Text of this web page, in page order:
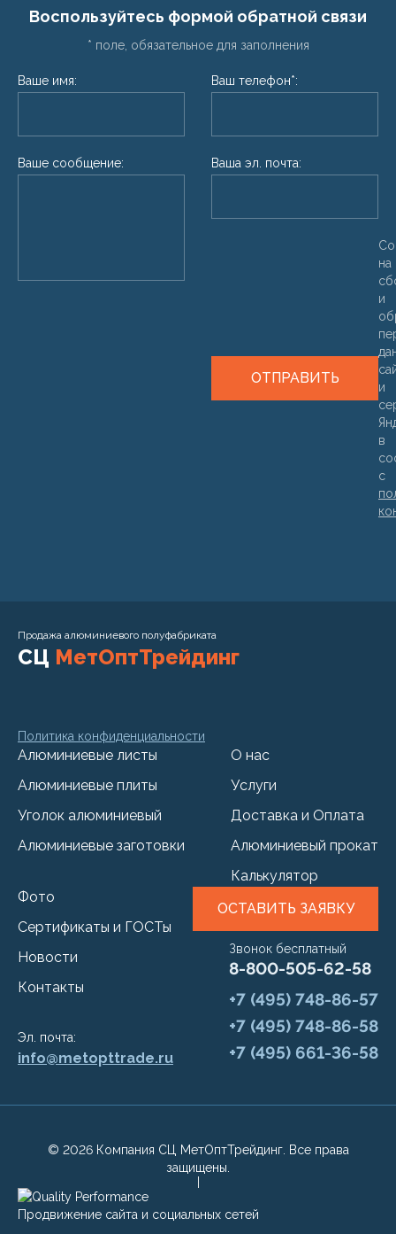
Воспользуйтесь формой обратной связи
* поле, обязательное для заполнения
Ваше имя:
Ваше сообщение:
Ваш телефон*:
Ваша эл. почта:
ОТПРАВИТЬ
на
и
и
в
с
Продажа алюминиевого полуфабриката
СЦ МетОптТрейдинг
Политика конфиденциальности
Алюминиевые листы
Алюминиевые плиты
Уголок алюминиевый
Алюминиевые заготовки
О нас
Услуги
Доставка и Оплата
Алюминиевый прокат
Калькулятор
Фото
Сертификаты и ГОСТы
Новости
Контакты
Эл. почта:
info@metopttrade.ru
ОСТАВИТЬ ЗАЯВКУ
Звонок бесплатный
8-800-505-62-58
+7 (495) 748-86-57
+7 (495) 748-86-58
+7 (495) 661-36-58
© 2026 Компания СЦ МетОптТрейдинг. Все права
защищены.
Продвижение сайта и социальных сетей